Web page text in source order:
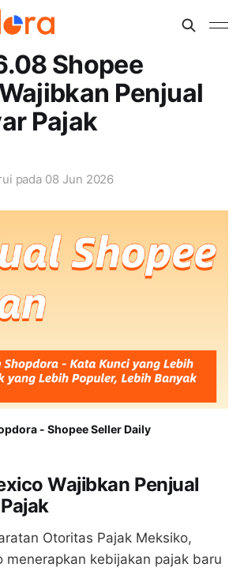
Shopee
Penjual
Pajak
pada 08 Jun 2026
- Shopee Seller Daily
Wajibkan Penjual
Otoritas Pajak Meksiko,
menerapkan kebijakan pajak baru